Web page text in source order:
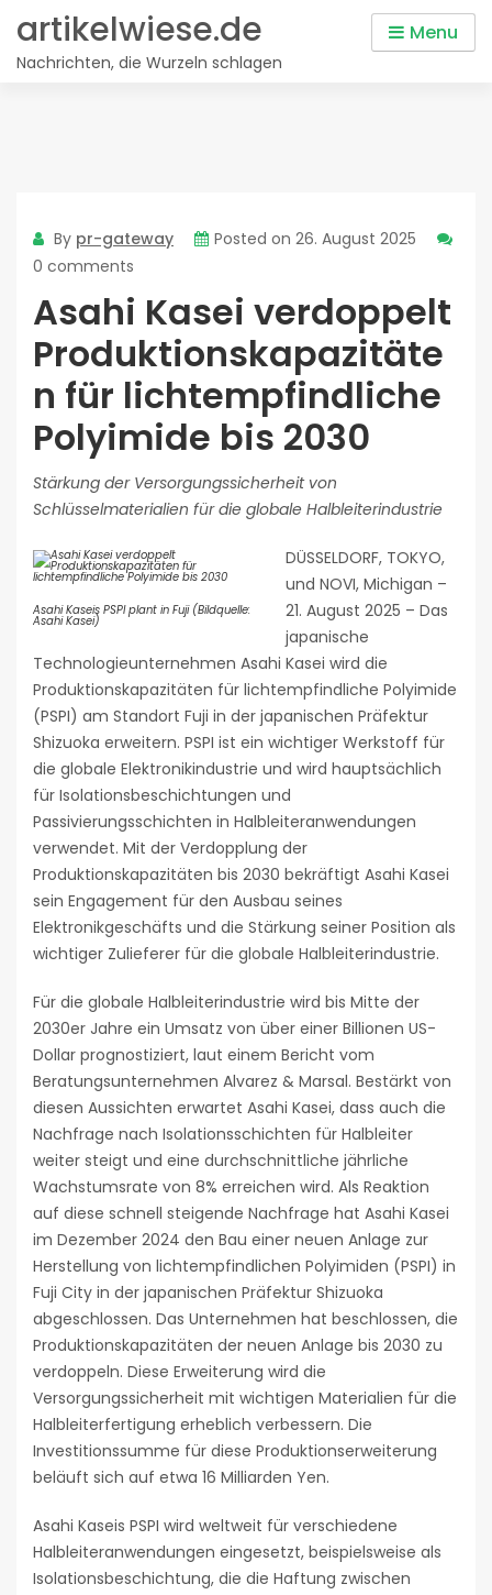
content
artikelwiese.de
Nachrichten, die Wurzeln schlagen
Menu
By pr-gateway Posted on 26. August 2025
0 comments
Asahi Kasei verdoppelt
Produktionskapazitäte
n für lichtempfindliche
Polyimide bis 2030
Stärkung der Versorgungssicherheit von
Schlüsselmaterialien für die globale Halbleiterindustrie
Asahi Kaseis PSPI plant in Fuji (Bildquelle:
Asahi Kasei)
DÜSSELDORF, TOKYO,
und NOVI, Michigan –
21. August 2025 – Das
japanische
Technologieunternehmen Asahi Kasei wird die
Produktionskapazitäten für lichtempfindliche Polyimide
(PSPI) am Standort Fuji in der japanischen Präfektur
Shizuoka erweitern. PSPI ist ein wichtiger Werkstoff für
die globale Elektronikindustrie und wird hauptsächlich
für Isolationsbeschichtungen und
Passivierungsschichten in Halbleiteranwendungen
verwendet. Mit der Verdopplung der
Produktionskapazitäten bis 2030 bekräftigt Asahi Kasei
sein Engagement für den Ausbau seines
Elektronikgeschäfts und die Stärkung seiner Position als
wichtiger Zulieferer für die globale Halbleiterindustrie.
Für die globale Halbleiterindustrie wird bis Mitte der
2030er Jahre ein Umsatz von über einer Billionen US-
Dollar prognostiziert, laut einem Bericht vom
Beratungsunternehmen Alvarez & Marsal. Bestärkt von
diesen Aussichten erwartet Asahi Kasei, dass auch die
Nachfrage nach Isolationsschichten für Halbleiter
weiter steigt und eine durchschnittliche jährliche
Wachstumsrate von 8% erreichen wird. Als Reaktion
auf diese schnell steigende Nachfrage hat Asahi Kasei
im Dezember 2024 den Bau einer neuen Anlage zur
Herstellung von lichtempfindlichen Polyimiden (PSPI) in
Fuji City in der japanischen Präfektur Shizuoka
abgeschlossen. Das Unternehmen hat beschlossen, die
Produktionskapazitäten der neuen Anlage bis 2030 zu
verdoppeln. Diese Erweiterung wird die
Versorgungssicherheit mit wichtigen Materialien für die
Halbleiterfertigung erheblich verbessern. Die
Investitionssumme für diese Produktionserweiterung
beläuft sich auf etwa 16 Milliarden Yen.
Asahi Kaseis PSPI wird weltweit für verschiedene
Halbleiteranwendungen eingesetzt, beispielsweise als
Isolationsbeschichtung, die die Haftung zwischen